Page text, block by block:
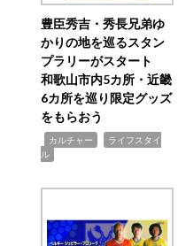
豊臣秀吉・秀長兄弟ゆ
かりの地を巡るスタン
プラリーがスタート
和歌山市内5カ所・近畿
6カ所を巡り限定グッズ
をもらおう
カルチャー
ライフスタイ
ル